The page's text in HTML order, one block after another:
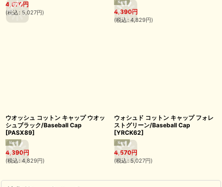
4,570円
(税込 : 5,027円) 4,390円
(税込 : 4,829円)
ウオッシュ コットン キャップ ウオッ
シュブラック/Baseball Cap
[PASX89]
4,390円
(税込 : 4,829円)
ウォシュド コットン キャップ フォレ
ストグリーン/Baseball Cap
[YRCK62]
4,570円
(税込 : 5,027円)